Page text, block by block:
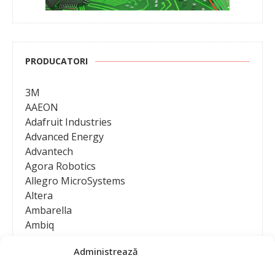
Administrează
PRODUCATORI
3M
AAEON
Adafruit Industries
Advanced Energy
Advantech
Agora Robotics
Allegro MicroSystems
Altera
Ambarella
Ambiq